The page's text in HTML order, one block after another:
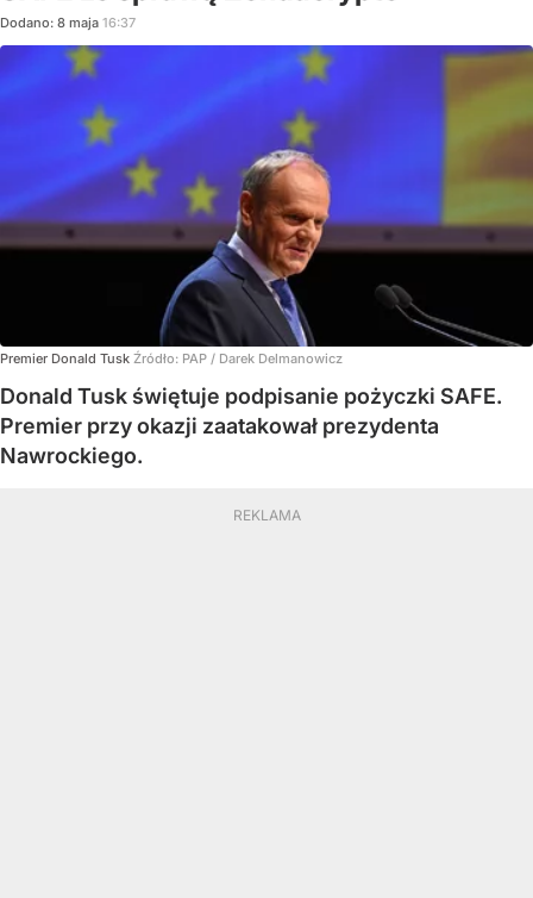
Dodano: 8 maja 16:37
Premier Donald Tusk Źródło: PAP / Darek Delmanowicz
Donald Tusk świętuje podpisanie pożyczki SAFE.
Premier przy okazji zaatakował prezydenta
Nawrockiego.